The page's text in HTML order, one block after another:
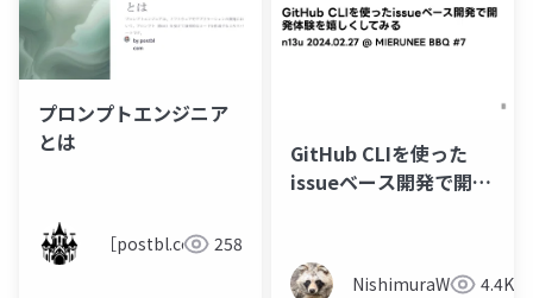
プロンプトエンジニア
とは
［postbl.com］258
GitHub CLIを使った
issueベース開発で開発
NishimuraWataru4.4K